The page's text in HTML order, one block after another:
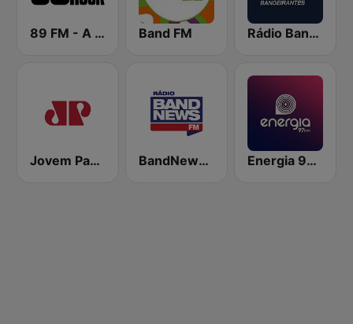
89 FM - A Rádio Rock Band FM Rádio Bandeirantes
Jovem Pan AM BandNews FM - 96.9 SP Energia 97 FM